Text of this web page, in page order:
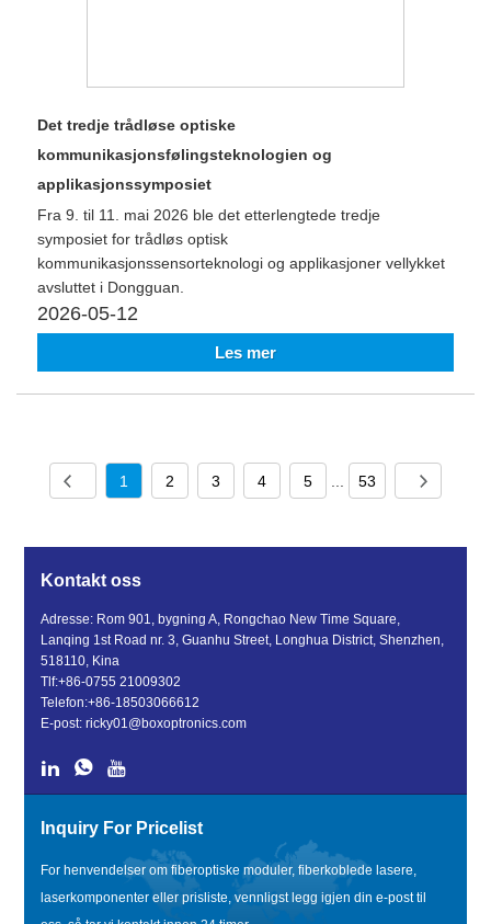
Det tredje trådløse optiske
kommunikasjonsfølingsteknologien og
applikasjonssymposiet
Fra 9. til 11. mai 2026 ble det etterlengtede tredje
symposiet for trådløs optisk
kommunikasjonssensorteknologi og applikasjoner vellykket
avsluttet i Dongguan.
2026-05-12
Les mer
1 2 3 4 5 53
Kontakt oss
Adresse: Rom 901, bygning A, Rongchao New Time Square,
Lanqing 1st Road nr. 3, Guanhu Street, Longhua District, Shenzhen,
518110, Kina
Tlf:+86-0755 21009302
Telefon:+86-18503066612
E-post:ricky01@boxoptronics.com
Inquiry For Pricelist
For henvendelser om fiberoptiske moduler, fiberkoblede lasere,
laserkomponenter eller prisliste, vennligst legg igjen din e-post til